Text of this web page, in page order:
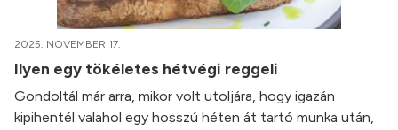
2025. NOVEMBER 17.
Ilyen egy tökéletes hétvégi reggeli
Gondoltál már arra, mikor volt utoljára, hogy igazán
kipihentél valahol egy hosszú héten át tartó munka után,